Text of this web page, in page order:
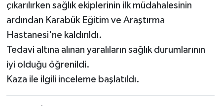
çıkarılırken sağlık ekiplerinin ilk müdahalesinin
ardından Karabük Eğitim ve Araştırma
Hastanesi'ne kaldırıldı.
Tedavi altına alınan yaralıların sağlık durumlarının
iyi olduğu öğrenildi.
Kaza ile ilgili inceleme başlatıldı.